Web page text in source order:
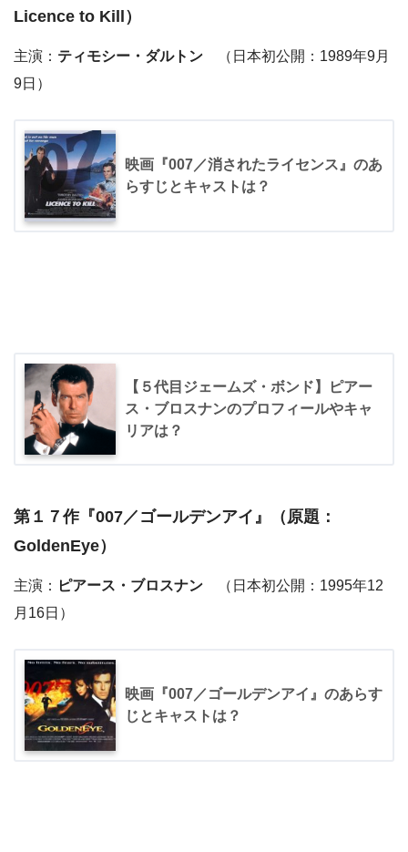
Licence to Kill）
主演： ティモシー・ダルトン （日本初公開：1989年9月
9日）
映画『007／消されたライセンス』のあ
らすじとキャストは？
【５代目ジェームズ・ボンド】ピアー
ス・ブロスナンのプロフィールやキャ
リアは？
第１７作『007／ゴールデンアイ 』（原題：
GoldenEye）
主演： ピアース・ブロスナン （日本初公開：1995年12
月16日）
映画『007／ゴールデンアイ』のあらす
じとキャストは？